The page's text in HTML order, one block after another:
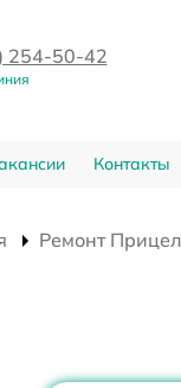
254-50-42
Контакты
Ремонт